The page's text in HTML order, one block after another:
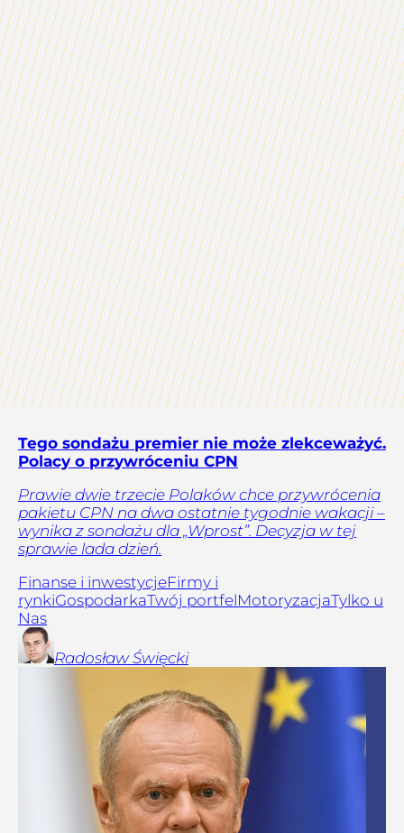
Tego sondażu premier nie może zlekceważyć.
Polacy o przywróceniu CPN
Prawie dwie trzecie Polaków chce przywrócenia
pakietu CPN na dwa ostatnie tygodnie wakacji –
wynika z sondażu dla „Wprost”. Decyzja w tej
sprawie lada dzień.
Finanse i inwestycjeFirmy i
rynkiGospodarkaTwój portfelMotoryzacjaTylko u
Nas
Radosław Święcki